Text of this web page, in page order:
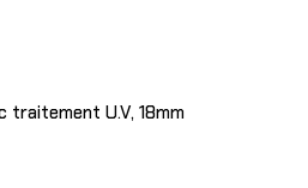
U.V, 18mm